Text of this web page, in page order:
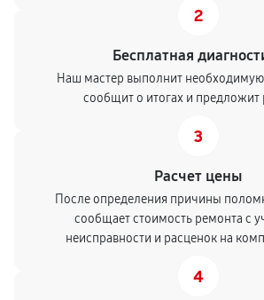
2
Бесплатная
Наш мастер выполнит необходимую
сообщит о итогах и предложит
3
Расчет цены
После определения причины
сообщает стоимость ремонта с
неисправности и расценок на
4